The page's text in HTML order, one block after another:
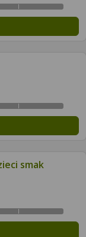
smak
narzędzi
w